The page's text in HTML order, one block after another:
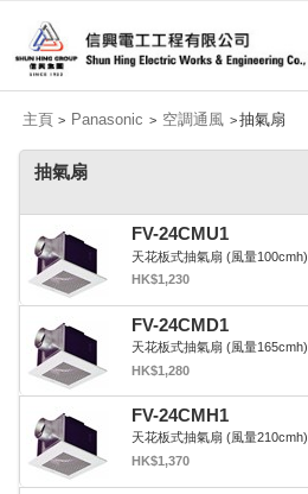
主頁 > Panasonic > 空調通風 >抽氣扇
抽氣扇
FV-24CMU1
天花板式抽氣扇 (風量100cmh)
HK$1,230
FV-24CMD1
天花板式抽氣扇 (風量165cmh)
HK$1,280
FV-24CMH1
天花板式抽氣扇 (風量210cmh)
HK$1,370